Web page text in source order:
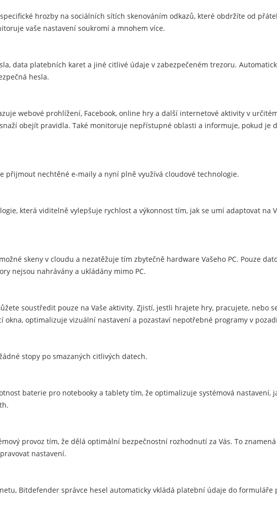
hrozby na sociálních sítích skenováním odkazů, které obdržíte od
vaše nastavení soukromí a mnohem více.
data platebních karet a jiné citlivé údaje v zabezpečeném trezoru.
hesla.
webové prohlížení, Facebook, online hry a další internetové aktivity v
obejít pravidla. Také monitoruje nepřístupné oblasti a informuje, pokud je
přijmout nechtěné e-maily a nyní plně využívá cloudové technologie.
která viditelně vylepšuje rychlost a výkonnost tím, jak se umí adaptovat na
skeny v cloudu a nezatěžuje tím zbytečně hardware Vašeho PC. Pouze
nejsou nahrávány a ukládány mimo PC.
soustředit pouze na Vaše aktivity. Zjistí, jestli hrajete hry, pracujete, nebo
okna, optimalizuje vizuální nastavení a pozastaví nepotřebné programy v
stopy po smazaných citlivých datech.
baterie pro notebooky a tablety tím, že optimalizuje systémová nastavení,
provoz tím, že dělá optimální bezpečnostní rozhodnutí za Vás. To znamená
nastavení.
Bitdefender správce hesel automaticky vkládá platební údaje do formuláře